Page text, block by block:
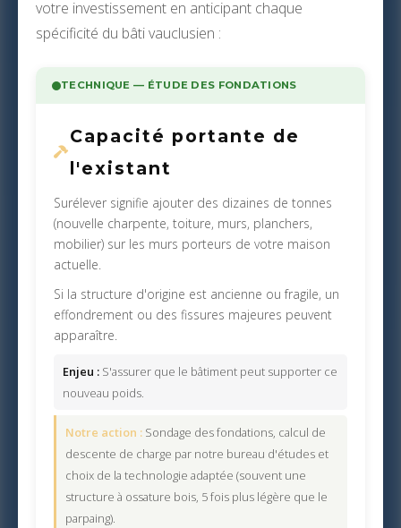
votre investissement en anticipant chaque
spécificité du bâti vauclusien :
TECHNIQUE — ÉTUDE DES FONDATIONS
Capacité portante de
l'existant
Surélever signifie ajouter des dizaines de tonnes
(nouvelle charpente, toiture, murs, planchers,
mobilier) sur les murs porteurs de votre maison
actuelle.
Si la structure d'origine est ancienne ou fragile, un
effondrement ou des fissures majeures peuvent
apparaître.
Enjeu : S'assurer que le bâtiment peut supporter ce
nouveau poids.
Notre action : Sondage des fondations, calcul de
descente de charge par notre bureau d'études et
choix de la technologie adaptée (souvent une
structure à ossature bois, 5 fois plus légère que le
parpaing).